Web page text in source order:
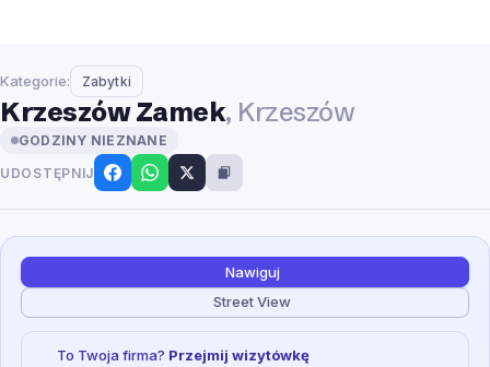
Kategorie: Zabytki
Krzeszów Zamek, Krzeszów
GODZINY NIEZNANE
UDOSTĘPNIJ
Nawiguj
Street View
To Twoja firma? Przejmij wizytówkę